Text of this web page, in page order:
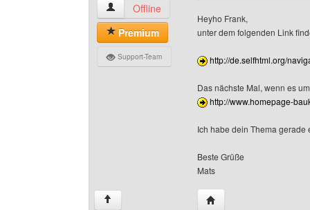
matsk Benutzer-Profile anzeigen
Offline
Premium
Support-Team
Heyho Frank,
unter dem folgenden Link
http://de.selfhtml.org/
Das nächste Mal, wenn es
http://www.homepage-
Ich habe dein Thema
Beste Grüße
Mats
↑ Website dieses